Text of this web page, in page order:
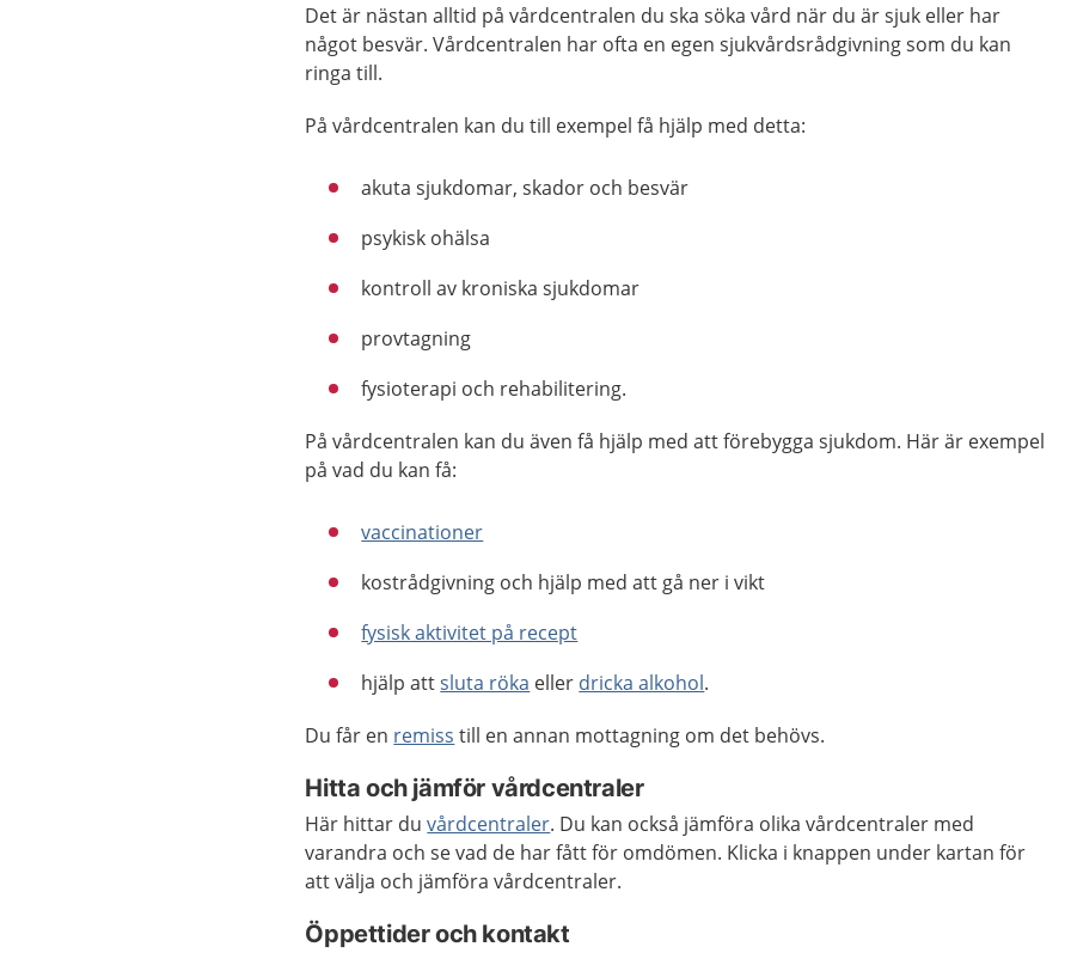
Det är nästan alltid på vårdcentralen du ska söka vård när du är sjuk eller har
något besvär. Vårdcentralen har ofta en egen sjukvårdsrådgivning som du kan
ringa till.
På vårdcentralen kan du till exempel få hjälp med detta:
akuta sjukdomar, skador och besvär
psykisk ohälsa
kontroll av kroniska sjukdomar
provtagning
fysioterapi och rehabilitering.
På vårdcentralen kan du även få hjälp med att förebygga sjukdom. Här är exempel
på vad du kan få:
vaccinationer
kostrådgivning och hjälp med att gå ner i vikt
fysisk aktivitet på recept
hjälp attsluta röka eller dricka alkohol.
Du får en remiss till en annan mottagning om det behövs.
Hitta och jämför vårdcentraler
Här hittar duvårdcentraler. Du kan också jämföra olika vårdcentraler med
varandra och se vad de har fått för omdömen. Klicka i knappen under kartan för
att välja och jämföra vårdcentraler.
Öppettider och kontakt